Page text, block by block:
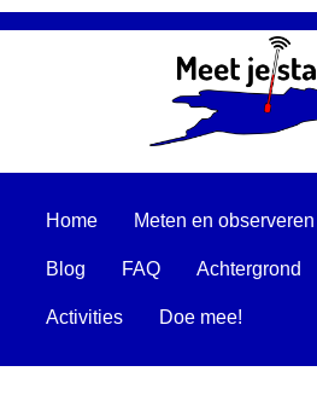
Home Meten en observeren
Blog FAQ Achtergrond
Activities Doe mee!